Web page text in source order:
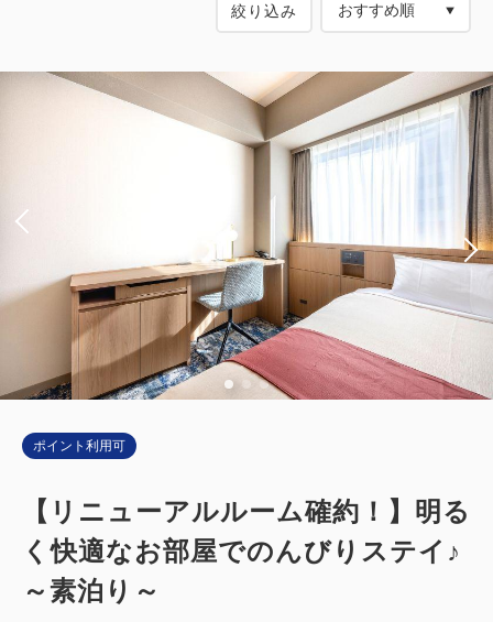
絞り込み
ポイント利用可
【リニューアルルーム確約！】明る
く快適なお部屋でのんびりステイ♪
～素泊り～